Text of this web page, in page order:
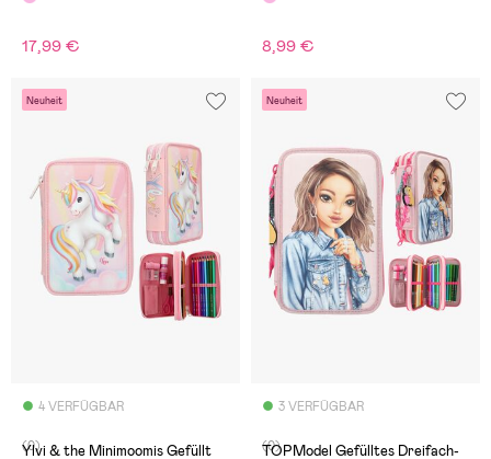
17,99 € 8,99 €
Neuheit
4 VERFÜGBAR
(0)
Ylvi & the Minimoomis Gefüllt
Neuheit
3 VERFÜGBAR
(0)
TOPModel Gefülltes Dreifach-